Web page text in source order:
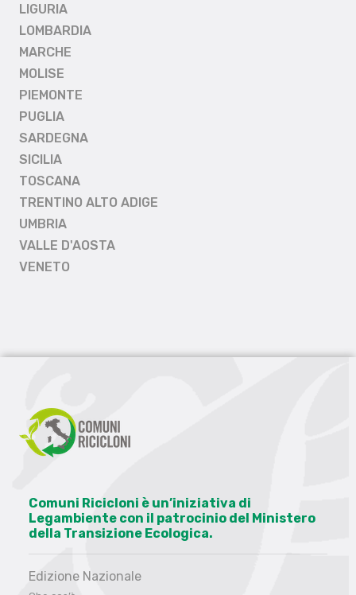
LIGURIA
LOMBARDIA
MARCHE
MOLISE
PIEMONTE
PUGLIA
SARDEGNA
SICILIA
TOSCANA
TRENTINO ALTO ADIGE
UMBRIA
VALLE D'AOSTA
VENETO
Comuni Ricicloni è un’iniziativa di
Legambiente con il patrocinio del Ministero
della Transizione Ecologica.
Edizione Nazionale